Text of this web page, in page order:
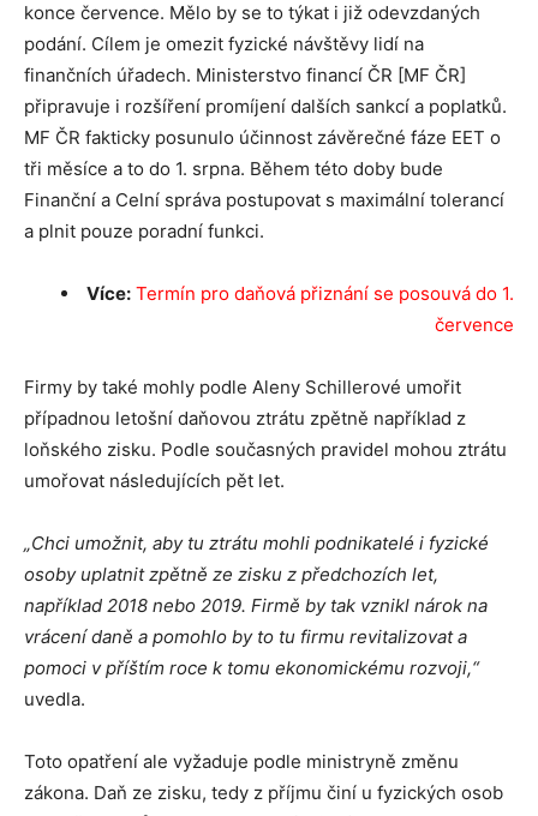
konce července. Mělo by se to týkat i již odevzdaných
podání. Cílem je omezit fyzické návštěvy lidí na
finančních úřadech. Ministerstvo financí ČR [MF ČR]
připravuje i rozšíření promíjení dalších sankcí a poplatků.
MF ČR fakticky posunulo účinnost závěrečné fáze EET o
tři měsíce a to do 1. srpna. Během této doby bude
Finanční a Celní správa postupovat s maximální tolerancí
a plnit pouze poradní funkci.
Více: Termín pro daňová přiznání se posouvá do 1.
července
Firmy by také mohly podle Aleny Schillerové umořit
případnou letošní daňovou ztrátu zpětně například z
loňského zisku. Podle současných pravidel mohou ztrátu
umořovat následujících pět let.
„Chci umožnit, aby tu ztrátu mohli podnikatelé i fyzické
osoby uplatnit zpětně ze zisku z předchozích let,
například 2018 nebo 2019. Firmě by tak vznikl nárok na
vrácení daně a pomohlo by to tu firmu revitalizovat a
pomoci v příštím roce k tomu ekonomickému rozvoji,“
uvedla.
Toto opatření ale vyžaduje podle ministryně změnu
zákona. Daň ze zisku, tedy z příjmu činí u fyzických osob